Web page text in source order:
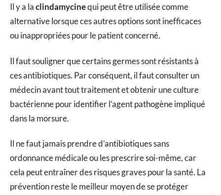
Il y a laclindamycinequi peut être utilisée comme
alternative lorsque ces autres options sont inefficaces
ou inappropriées pour le patient concerné.
Il faut souligner que certains germes sont résistants à
ces antibiotiques. Par conséquent, il faut consulter un
médecin avant tout traitement et obtenir une culture
bactérienne pour identifier l’agent pathogène impliqué
dans la morsure.
Il ne faut jamais prendre d’antibiotiques sans
ordonnance médicale ou les prescrire soi-même, car
cela peut entraîner des risques graves pour la santé. La
prévention reste le meilleur moyen de se protéger